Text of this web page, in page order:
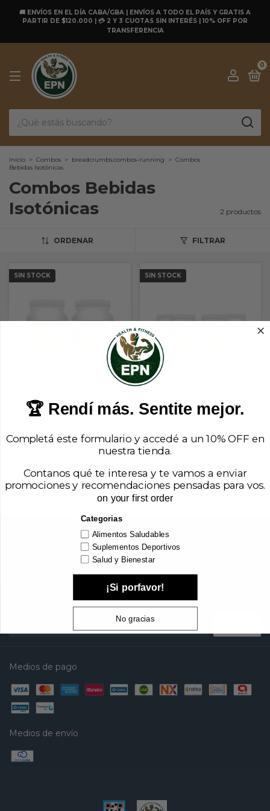
🚚 ENVÍOS EN EL DÍA CABA/GBA | ENVÍOS A TODO EL PAÍS Y GRATIS A
PARTIR DE $120.000 | 💳 2 Y 3 CUOTAS SIN INTERÉS | 10% OFF POR
TRANSFERENCIA
0
Inicio > Combos > breadcrumbs.combos-running > Combos
Bebidas Isotónicas
Combos Bebidas
Isotónicas
2 productos
ORDENAR FILTRAR
SIN STOCK
Hydromax Sport Drink 2x 1520
gr (rinde 22 lt) Nutremax
$54.000,00
o depósito
SIN STOCK
Drink - Pack x4 (1520 g c/u)
$97.200,00 con
Transferencia
o depósito
Medios de pago
Medios de envío
🏆 Rendí más. Sentite mejor.
Completá este formulario y accedé a un 10% OFF en
nuestra tienda.
Contanos qué te interesa y te vamos a enviar
promociones y recomendaciones pensadas para vos.
on your first order
Categorias
Alimentos Saludables
Suplementos Deportivos
Salud y Bienestar
¡Si porfavor!
No gracias